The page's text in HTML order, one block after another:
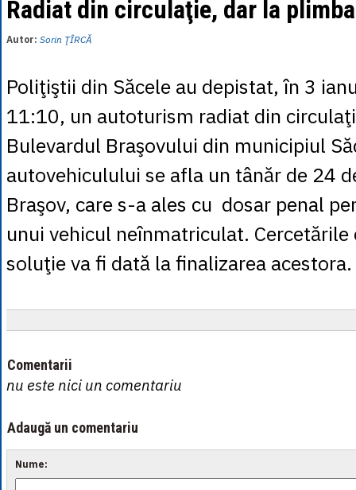
1 EGP= 0.0860
1 MDL= 0.2538
1 MXN
1 NOK= 0.4191
= 2.6097
1 PLN= 1.1646
1 RSD
1 RUB = 0.0530
1 SEK = 0.4526
1 TRY = 0.1141
1 UAH = 0.1048
1 XDR= 5.9383
1 ZAR= 0.2318
Radiat din circulaţie, dar la
Autor: Sorin ŢÎRCĂ
Poliţiştii din Săcele au depistat, în 3
11:10, un autoturism radiat din
Bulevardul Braşovului din municipiul
autovehiculului se afla un tânăr de 24
Braşov, care s-a ales cu dosar penal
unui vehicul neînmatriculat. Cercetările
soluţie va fi dată la finalizarea acestora.
Comentarii
nu este nici un comentariu
Adaugă un comentariu
Nume: